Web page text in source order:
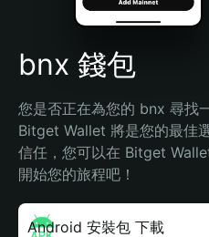
Español (Argentina)
bnx 錢包
您是否正在為您的 bnx 尋找
Bitget Wallet 將是您的最佳
信任，您可以在 Bitget
開始您的旅程吧！
Android 安裝包 下載